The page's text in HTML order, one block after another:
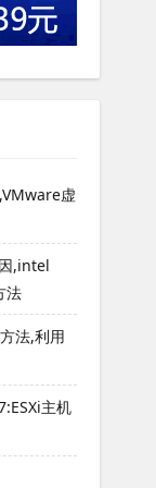
虚
,intel
法
法,利用
主机